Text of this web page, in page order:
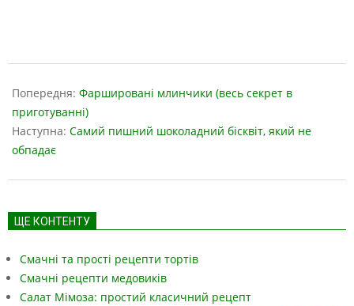
05-
01
Попередня: Фаршировані млинчики (весь секрет в
приготуванні)
Наступна: Самий пишний шоколадний бісквіт, який не
обпадає
ЩЕ КОНТЕНТУ
Смачні та прості рецепти тортів
Смачні рецепти медовиків
Салат Мімоза: простий класичний рецепт